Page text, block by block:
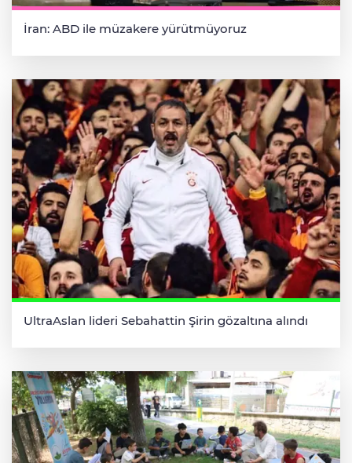
İran: ABD ile müzakere yürütmüyoruz
UltraAslan lideri Sebahattin Şirin gözaltına alındı